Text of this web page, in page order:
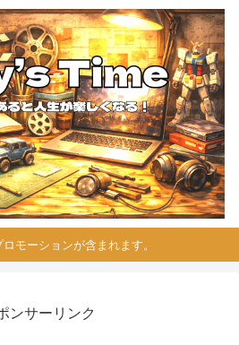
モーションが含まれます。
ンサーリンク